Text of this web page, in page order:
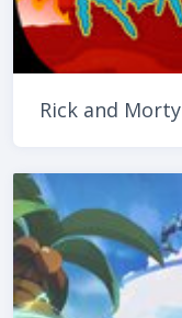
Rick and Morty